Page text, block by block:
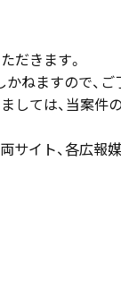
だきます。
ねますので、ご
しては、当案件
イト、各広報